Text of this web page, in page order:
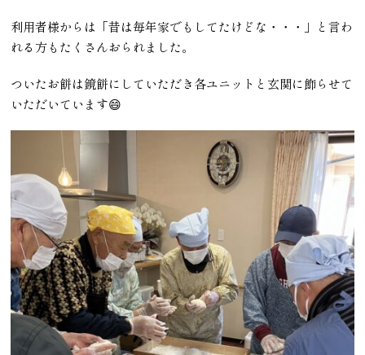
利用者様からは「昔は毎年家でもしてたけどな・・・」と言わ
れる方もたくさんおられました。
ついたお餅は鏡餅にしていただき各ユニットと玄関に飾らせて
いただいています😄